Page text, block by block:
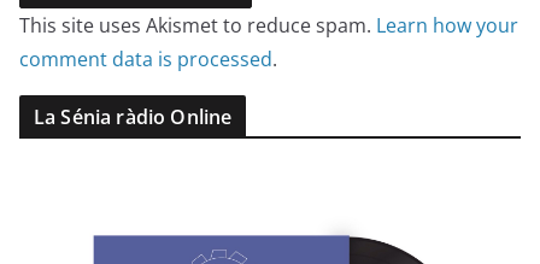
This site uses Akismet to reduce spam. Learn how your
comment data is processed.
La Sénia ràdio Online